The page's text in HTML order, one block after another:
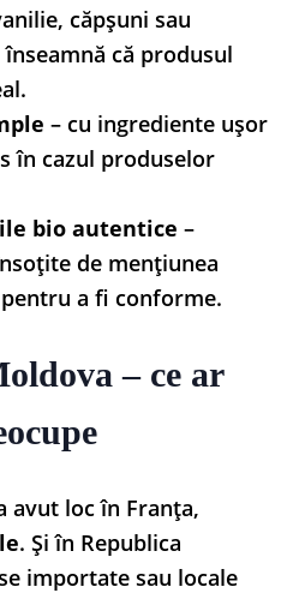
căpșuni sau
că produsul
– cu ingrediente ușor
în cazul produselor
bio autentice –
de mențiunea
a fi conforme.
– ce ar
avut loc în Franța,
. Și în Republica
importate sau locale